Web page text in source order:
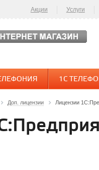
Акции Услуги
1С
Доп. лицензии Лицензии